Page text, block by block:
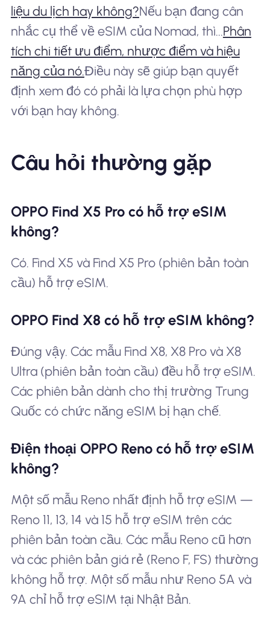
liệu du lịch hay không?Nếu bạn đang cân
nhắc cụ thể về eSIM của Nomad, thì...Phân
tích chi tiết ưu điểm, nhược điểm và hiệu
năng của nó.Điều này sẽ giúp bạn quyết
định xem đó có phải là lựa chọn phù hợp
với bạn hay không.
Câu hỏi thường gặp
OPPO Find X5 Pro có hỗ trợ eSIM
không?
Có. Find X5 và Find X5 Pro (phiên bản toàn
cầu) hỗ trợ eSIM.
OPPO Find X8 có hỗ trợ eSIM không?
Đúng vậy. Các mẫu Find X8, X8 Pro và X8
Ultra (phiên bản toàn cầu) đều hỗ trợ eSIM.
Các phiên bản dành cho thị trường Trung
Quốc có chức năng eSIM bị hạn chế.
Điện thoại OPPO Reno có hỗ trợ eSIM
không?
Một số mẫu Reno nhất định hỗ trợ eSIM —
Reno 11, 13, 14 và 15 hỗ trợ eSIM trên các
phiên bản toàn cầu. Các mẫu Reno cũ hơn
và các phiên bản giá rẻ (Reno F, FS) thường
không hỗ trợ. Một số mẫu như Reno 5A và
9A chỉ hỗ trợ eSIM tại Nhật Bản.